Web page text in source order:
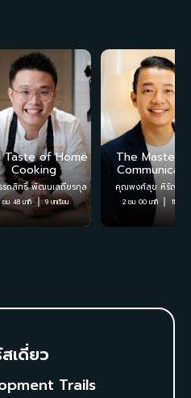
Taste of Home
Cooking
ถสิทธิ์ พัฒนเสถียรกุล
ชม. 48 นาที 9 บทเรียน
The Mastery
คุณพงศ์สุข หิรัญพ
2 ชม. 00 นาที 11
เดี่ยว
Trails